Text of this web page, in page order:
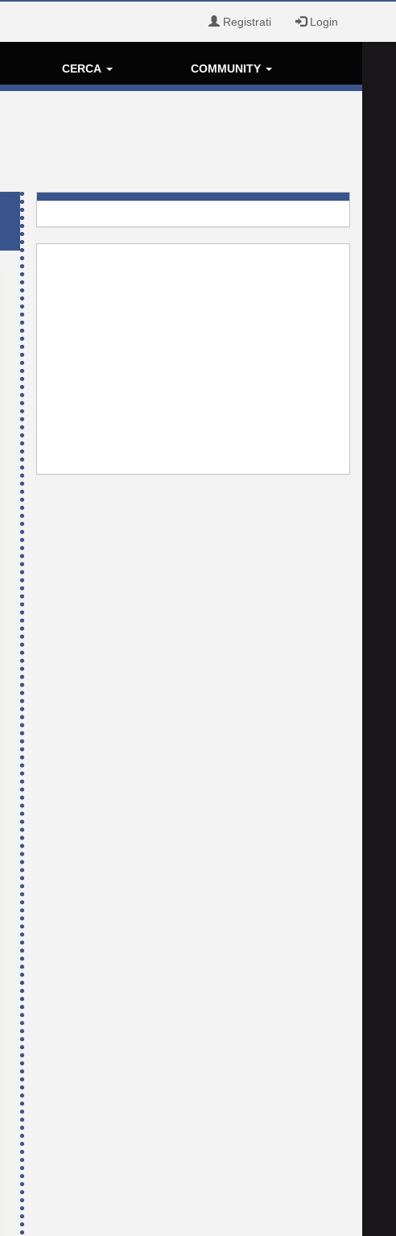
Registrati Login
CERCA COMMUNITY